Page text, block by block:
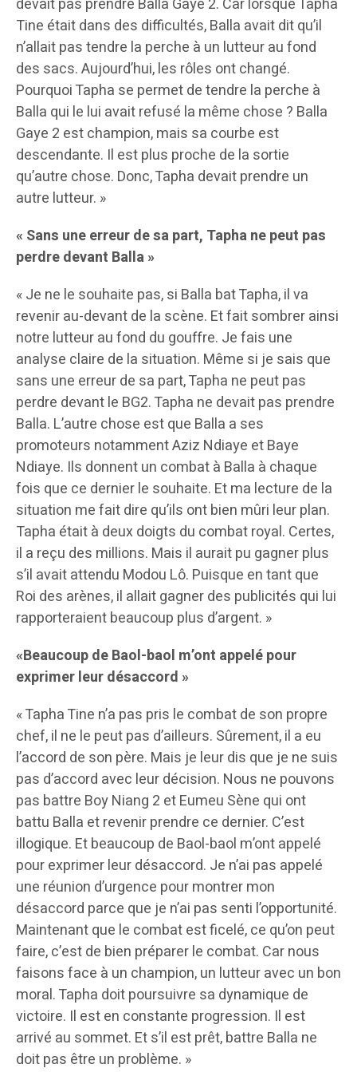
devait pas prendre Balla Gaye 2. Car lorsque Tapha
Tine était dans des difficultés, Balla avait dit qu’il
n’allait pas tendre la perche à un lutteur au fond
des sacs. Aujourd’hui, les rôles ont changé.
Pourquoi Tapha se permet de tendre la perche à
Balla qui le lui avait refusé la même chose ? Balla
Gaye 2 est champion, mais sa courbe est
descendante. Il est plus proche de la sortie
qu’autre chose. Donc, Tapha devait prendre un
autre lutteur. »
« Sans une erreur de sa part, Tapha ne peut pas
perdre devant Balla »
« Je ne le souhaite pas, si Balla bat Tapha, il va
revenir au-devant de la scène. Et fait sombrer ainsi
notre lutteur au fond du gouffre. Je fais une
analyse claire de la situation. Même si je sais que
sans une erreur de sa part, Tapha ne peut pas
perdre devant le BG2. Tapha ne devait pas prendre
Balla. L’autre chose est que Balla a ses
promoteurs notamment Aziz Ndiaye et Baye
Ndiaye. Ils donnent un combat à Balla à chaque
fois que ce dernier le souhaite. Et ma lecture de la
situation me fait dire qu’ils ont bien mûri leur plan.
Tapha était à deux doigts du combat royal. Certes,
il a reçu des millions. Mais il aurait pu gagner plus
s’il avait attendu Modou Lô. Puisque en tant que
Roi des arènes, il allait gagner des publicités qui lui
rapporteraient beaucoup plus d’argent. »
«Beaucoup de Baol-baol m’ont appelé pour
exprimer leur désaccord »
« Tapha Tine n’a pas pris le combat de son propre
chef, il ne le peut pas d’ailleurs. Sûrement, il a eu
l’accord de son père. Mais je leur dis que je ne suis
pas d’accord avec leur décision. Nous ne pouvons
pas battre Boy Niang 2 et Eumeu Sène qui ont
battu Balla et revenir prendre ce dernier. C’est
illogique. Et beaucoup de Baol-baol m’ont appelé
pour exprimer leur désaccord. Je n’ai pas appelé
une réunion d’urgence pour montrer mon
désaccord parce que je n’ai pas senti l’opportunité.
Maintenant que le combat est ficelé, ce qu’on peut
faire, c’est de bien préparer le combat. Car nous
faisons face à un champion, un lutteur avec un bon
moral. Tapha doit poursuivre sa dynamique de
victoire. Il est en constante progression. Il est
arrivé au sommet. Et s’il est prêt, battre Balla ne
doit pas être un problème. »